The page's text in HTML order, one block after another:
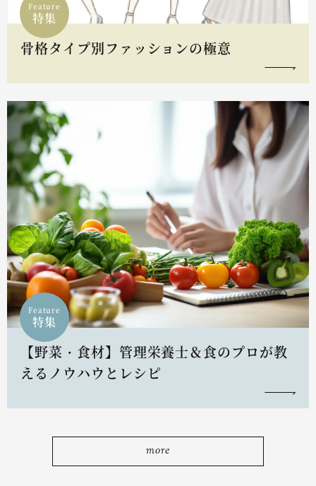
Feature
特集
骨格タイプ別ファッションの極意
Feature
特集
【野菜・食材】管理栄養士＆食のプロが教
えるノウハウとレシピ
more